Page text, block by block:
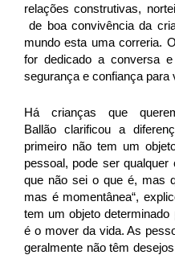
relações construtivas,
de boa convivência da
mundo esta uma correria.
for dedicado a conversa
segurança e confiança para
Há crianças que
Ballão clarificou a
primeiro não tem um
pessoal, pode ser qualquer
que não sei o que é, mas
mas é momentânea“,
tem um objeto
é o mover da vida. As
geralmente não têm